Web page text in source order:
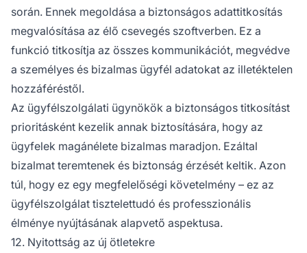
során. Ennek megoldása a biztonságos adattitkosítás
megvalósítása az élő csevegés szoftverben. Ez a
funkció titkosítja az összes kommunikációt, megvédve
a személyes és bizalmas ügyfél adatokat az illetéktelen
hozzáféréstől.
Az ügyfélszolgálati ügynökök a biztonságos titkosítást
prioritásként kezelik annak biztosítására, hogy az
ügyfelek magánélete bizalmas maradjon. Ezáltal
bizalmat teremtenek és biztonság érzését keltik. Azon
túl, hogy ez egy megfelelőségi követelmény – ez az
ügyfélszolgálat tisztelettudó és professzionális
élménye nyújtásának alapvető aspektusa.
12. Nyitottság az új ötletekre